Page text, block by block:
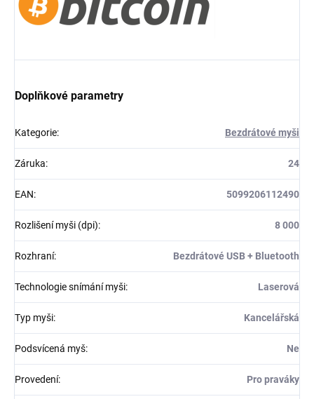
Doplňkové parametry
Kategorie: Bezdrátové myši
Záruka: 24
EAN: 5099206112490
Rozlišení myši (dpi): 8 000
Rozhraní: Bezdrátové USB + Bluetooth
Technologie snímání myši: Laserová
Typ myši: Kancelářská
Podsvícená myš: Ne
Provedení: Pro praváky